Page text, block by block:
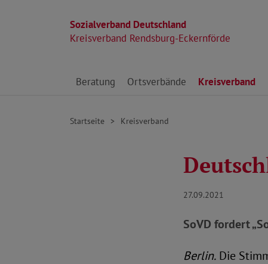
Sozialverband Deutschland
Kreisverband Rendsburg-Eckernförde
Direkt zu den Inhalten springen
Beratung Ortsverbände Kreisverband
Startseite Kreisverband
27.09.2021
SoVD fordert
Berlin. Die